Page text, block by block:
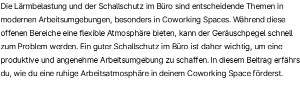
Die Lärmbelastung und der Schallschutz im Büro sind entscheidende Themen in
modernen Arbeitsumgebungen, besonders in Coworking Spaces. Während diese
offenen Bereiche eine flexible Atmosphäre bieten, kann der Geräuschpegel schnell
zum Problem werden. Ein guter Schallschutz im Büro ist daher wichtig, um eine
produktive und angenehme Arbeitsumgebung zu schaffen. In diesem Beitrag
du, wie du eine ruhige Arbeitsatmosphäre in deinem Coworking Space förderst.